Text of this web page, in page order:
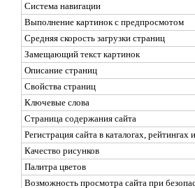
Система навигации
Выполнение картинок с предпросмотом
Средняя скорость загрузки страниц
Замещающий текст картинок
Описание страниц
Свойства страниц
Ключевые слова
Страница содержания сайта
Регистрация сайта в каталогах,
Качество рисунков
Палитра цветов
Возможность просмотра сайта при